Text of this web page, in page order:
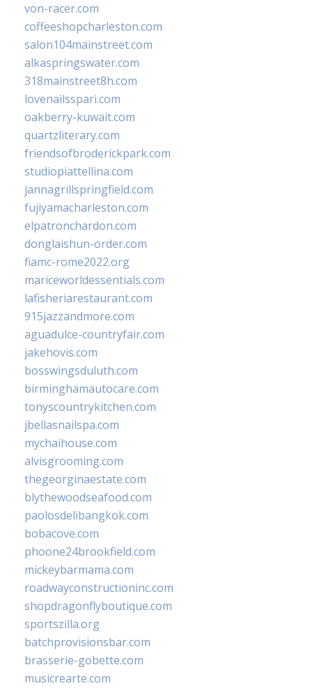
von-racer.com
coffeeshopcharleston.com
salon104mainstreet.com
alkaspringswater.com
318mainstreet8h.com
lovenailsspari.com
oakberry-kuwait.com
quartzliterary.com
friendsofbroderickpark.com
studiopiattellina.com
jannagrillspringfield.com
fujiyamacharleston.com
elpatronchardon.com
donglaishun-order.com
fiamc-rome2022.org
mariceworldessentials.com
lafisheriarestaurant.com
915jazzandmore.com
aguadulce-countryfair.com
jakehovis.com
bosswingsduluth.com
birminghamautocare.com
tonyscountrykitchen.com
jbellasnailspa.com
mychaihouse.com
alvisgrooming.com
thegeorginaestate.com
blythewoodseafood.com
paolosdelibangkok.com
bobacove.com
phoone24brookfield.com
mickeybarmama.com
roadwayconstructioninc.com
shopdragonflyboutique.com
sportszilla.org
batchprovisionsbar.com
brasserie-gobette.com
musicrearte.com